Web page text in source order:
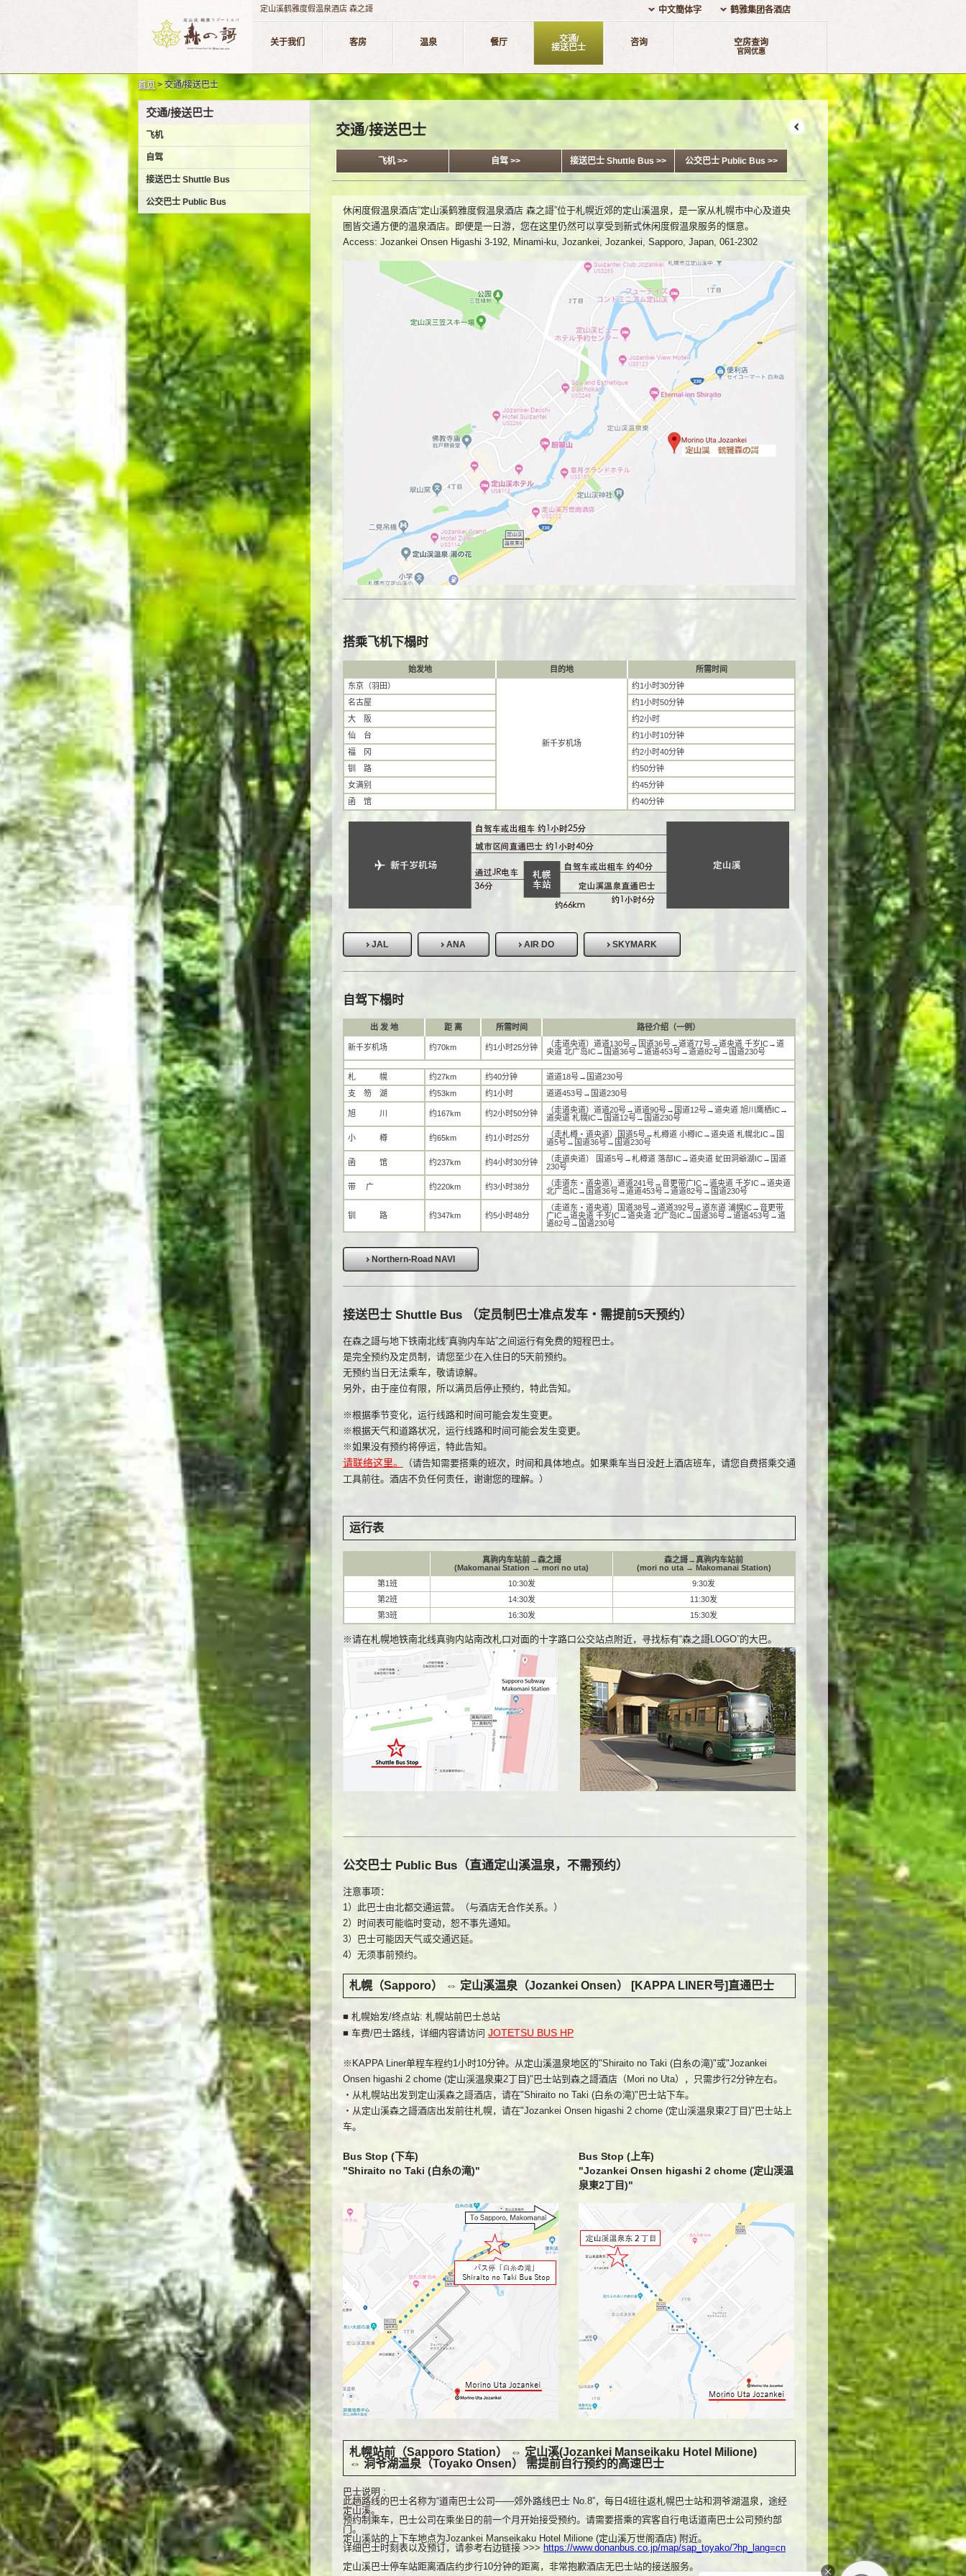
定山溪鹤雅度假温泉酒店 森之謌 中文簡体字 鹤雅集团各酒店
关于我们 客房 温泉 餐厅
交通/
接送巴士
咨询 空房查询
官网优惠
首页 > 交通/接送巴士
交通/接送巴士
飞机 >> 自驾 >> 接送巴士 Shuttle Bus >> 公交巴士 Public Bus >>
休闲度假温泉酒店“定山溪鹤雅度假温泉酒店 森之謌”位于札幌近郊的定山溪温泉，是一家从札幌市中心及道央
圏皆交通方便的温泉酒店。即便是一日游，您在这里仍然可以享受到新式休闲度假温泉服务的惬意。
Access: Jozankei Onsen Higashi 3-192, Minami-ku, Jozankei, Jozankei, Sapporo, Japan, 061-2302
搭乘飞机下榻时
始发地 目的地
所需时间
东京（羽田）
新千岁机场
约1小时30分钟
名古屋
约1小时50分钟
大 阪
约2小时
仙 台
约1小时10分钟
福 冈
约2小时40分钟
钏 路
约50分钟
女满别
约45分钟
函 馆
约40分钟
JAL ANA AIR DO SKYMARK
自驾下榻时
出 发 地 距 离 所需时间 路径介绍（一例）
新千岁机场 约70km 约1小时25分钟
（走道央道）道道130号→国道36号→道道77号→道央道 千岁IC→道
央道 北广岛IC→国道36号→道道453号→道道82号→国道230号
札 幌 约27km 约40分钟
道道18号→国道230号
支 笏 湖
约53km 约1小时 道道453号→国道230号
旭 川 约167km 约2小时50分钟
（走道央道）道道20号→道道90号→国道12号→道央道 旭川鹰栖IC→
道央道 札幌IC→国道12号→国道230号
小 樽 约65km 约1小时25分
（走札樽・道央道）国道5号→札樽道 小樽IC→道央道 札幌北IC→国
道5号→国道36号→国道230号
函 馆 约237km 约4小时30分钟
（走道央道） 国道5号→札樽道 落部IC→道央道 虻田洞爺湖IC→国道
230号
带 广 约220km 约3小时38分
（走道东・道央道）道道241号→音更带广IC→道央道 千岁IC→道央道
北广岛IC→国道36号→道道453号→道道82号→国道230号
钏 路 约347km 约5小时48分
（走道东・道央道）国道38号→道道392号→道东道 浦幌IC→音更带
广IC→道央道 千岁IC→道央道 北广岛IC→国道36号→道道453号→道
道82号→国道230号
Northern-Road NAVI
接送巴士 Shuttle Bus （定员制巴士准点发车・需提前5天预约）
在森之謌与地下铁南北线“真驹内车站”之间运行有免费的短程巴士。
是完全预约及定员制，请您至少在入住日的5天前预约。
无预约当日无法乘车，敬请谅解。
另外，由于座位有限，所以满员后停止预约，特此告知。
※根据季节变化，运行线路和时间可能会发生变更。
※根据天气和道路状况，运行线路和时间可能会发生变更。
※如果没有预约将停运，特此告知。
请联络这里。
（请告知需要搭乘的班次，时间和具体地点。如果乘车当日没赶上酒店班车，请您自费搭乘交通
工具前往。酒店不负任何责任，谢谢您的理解。）
运行表
真驹内车站前→森之謌
(Makomanai Station → mori no uta)
森之謌→真驹内车站前
(mori no uta → Makomanai Station)
第1班
10:30发
9:30发
第2班
14:30发
11:30发
第3班
16:30发 15:30发
※请在札幌地铁南北线真驹内站南改札口对面的十字路口公交站点附近，寻找标有“森之謌LOGO”的大巴。
公交巴士 Public Bus（直通定山溪温泉，不需预约）
注意事项：
1）此巴士由北都交通运营。（与酒店无合作关系。）
2）时间表可能临时变动，恕不事先通知。
3）巴士可能因天气或交通迟延。
4）无须事前预约。
札幌（Sapporo） ⇔ 定山溪温泉（Jozankei Onsen） [KAPPA LINER号]直通巴士
■ 札幌始发/终点站: 札幌站前巴士总站
■ 车费/巴士路线，详细内容请访问 JOTETSU BUS HP
※KAPPA Liner单程车程约1小时10分钟。从定山溪温泉地区的"Shiraito no Taki (白糸の滝)"或"Jozankei
Onsen higashi 2 chome (定山渓温泉東2丁目)"巴士站到森之謌酒店（Mori no Uta），只需步行2分钟左右。
・从札幌站出发到定山溪森之謌酒店，请在"Shiraito no Taki (白糸の滝)"巴士站下车。
・从定山溪森之謌酒店出发前往札幌，请在"Jozankei Onsen higashi 2 chome (定山渓温泉東2丁目)"巴士站上
车。
Bus Stop (下车)
"Shiraito no Taki (白糸の滝)"
Bus Stop (上车)
"Jozankei Onsen higashi 2 chome (定山渓温
泉東2丁目)"
札幌站前（Sapporo Station） ⇔ 定山溪(Jozankei Manseikaku Hotel Milione)
⇔ 洞爷湖温泉（Toyako Onsen） 需提前自行预约的高速巴士
巴士说明 :
此趟路线的巴士名称为“道南巴士公司——郊外路线巴士 No.8”，每日4班往返札幌巴士站和洞爷湖温泉，途经
定山溪。
预约制乘车，巴士公司在乘坐日的前一个月开始接受预约。请需要搭乘的宾客自行电话道南巴士公司预约部
门。
定山溪站的上下车地点为Jozankei Manseikaku Hotel Milione (定山溪万世阁酒店) 附近。
详细巴士时刻表以及预订，请参考右边链接 >>> https://www.donanbus.co.jp/map/sap_toyako/?hp_lang=cn
定山溪巴士停车站距离酒店约步行10分钟的距离，非常抱歉酒店无巴士站的接送服务。
交通/接送巴士
飞机
自驾
接送巴士 Shuttle Bus
公交巴士 Public Bus